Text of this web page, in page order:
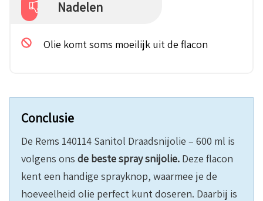
Nadelen
Olie komt soms moeilijk uit de flacon
Conclusie
De Rems 140114 Sanitol Draadsnijolie – 600 ml is
volgens ons de beste spray snijolie. Deze flacon
kent een handige sprayknop, waarmee je de
hoeveelheid olie perfect kunt doseren. Daarbij is